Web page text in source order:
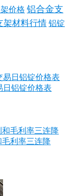
价格 铝合金支
架材料行情 铝锭
日铝锭价格表
利率三连降